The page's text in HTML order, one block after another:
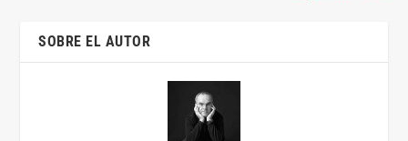
SOBRE EL AUTOR